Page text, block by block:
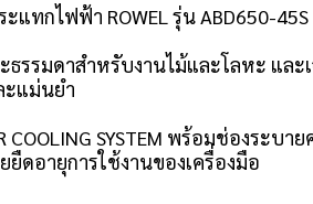
แทกไฟฟ้า ROWEL รุ่น ABD650-
ะธรรมดาสำหรับงานไม้และโลหะ แ
ะแม่นยำ
COOLING SYSTEM พร้อมช่องร
ยืดอายุการใช้งานของเครื่องมือ